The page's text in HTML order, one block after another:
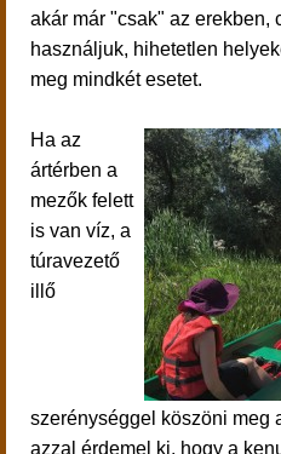
akár már "csak" az erekben,
használjuk, hihetetlen
meg mindkét esetet.
Ha az
ártérben a
mezők felett
is van víz, a
túravezető
illő
szerénységgel köszöni meg
azzal érdemel ki, hogy a